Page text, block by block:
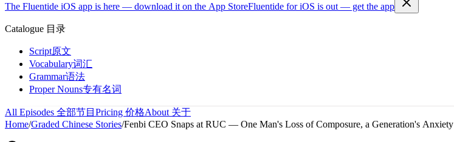
The Fluentide iOS app is here — download it on the App StoreFluentide for iOS is out — get the app
Catalogue 目录
Script原文
Vocabulary词汇
Grammar语法
Proper Nouns专有名词
All Episodes 全部节目 Pricing 价格About 关于
Home/Graded Chinese Stories/Fenbi CEO Snaps at RUC — One Man's Loss of Composure, a Generation's Anxiety